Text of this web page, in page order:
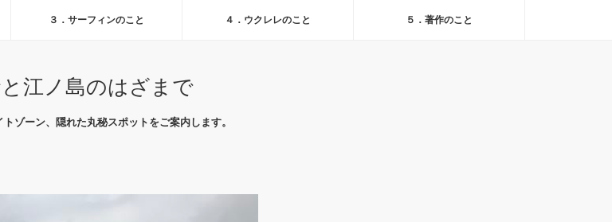
３．サーフィンのこと ４．ウクレレのこと ５．著作のこと
江ノ島のはざまで
ゾーン、隠れた丸秘スポットをご案内します。